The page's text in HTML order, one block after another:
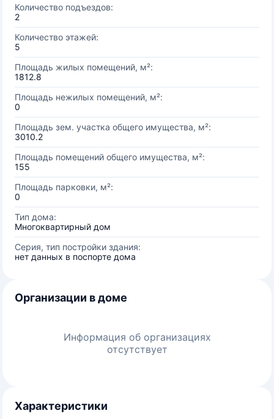
Количество подъездов:
2
Количество этажей:
5
Площадь жилых помещений, м²:
1812.8
Площадь нежилых помещений, м²:
0
Площадь зем. участка общего имущества, м²:
3010.2
Площадь помещений общего имущества, м²:
155
Площадь парковки, м²:
0
Тип дома:
Многоквартирный дом
Серия, тип постройки здания:
нет данных в поспорте дома
Организации в доме
Информация об организациях
отсутствует
Характеристики